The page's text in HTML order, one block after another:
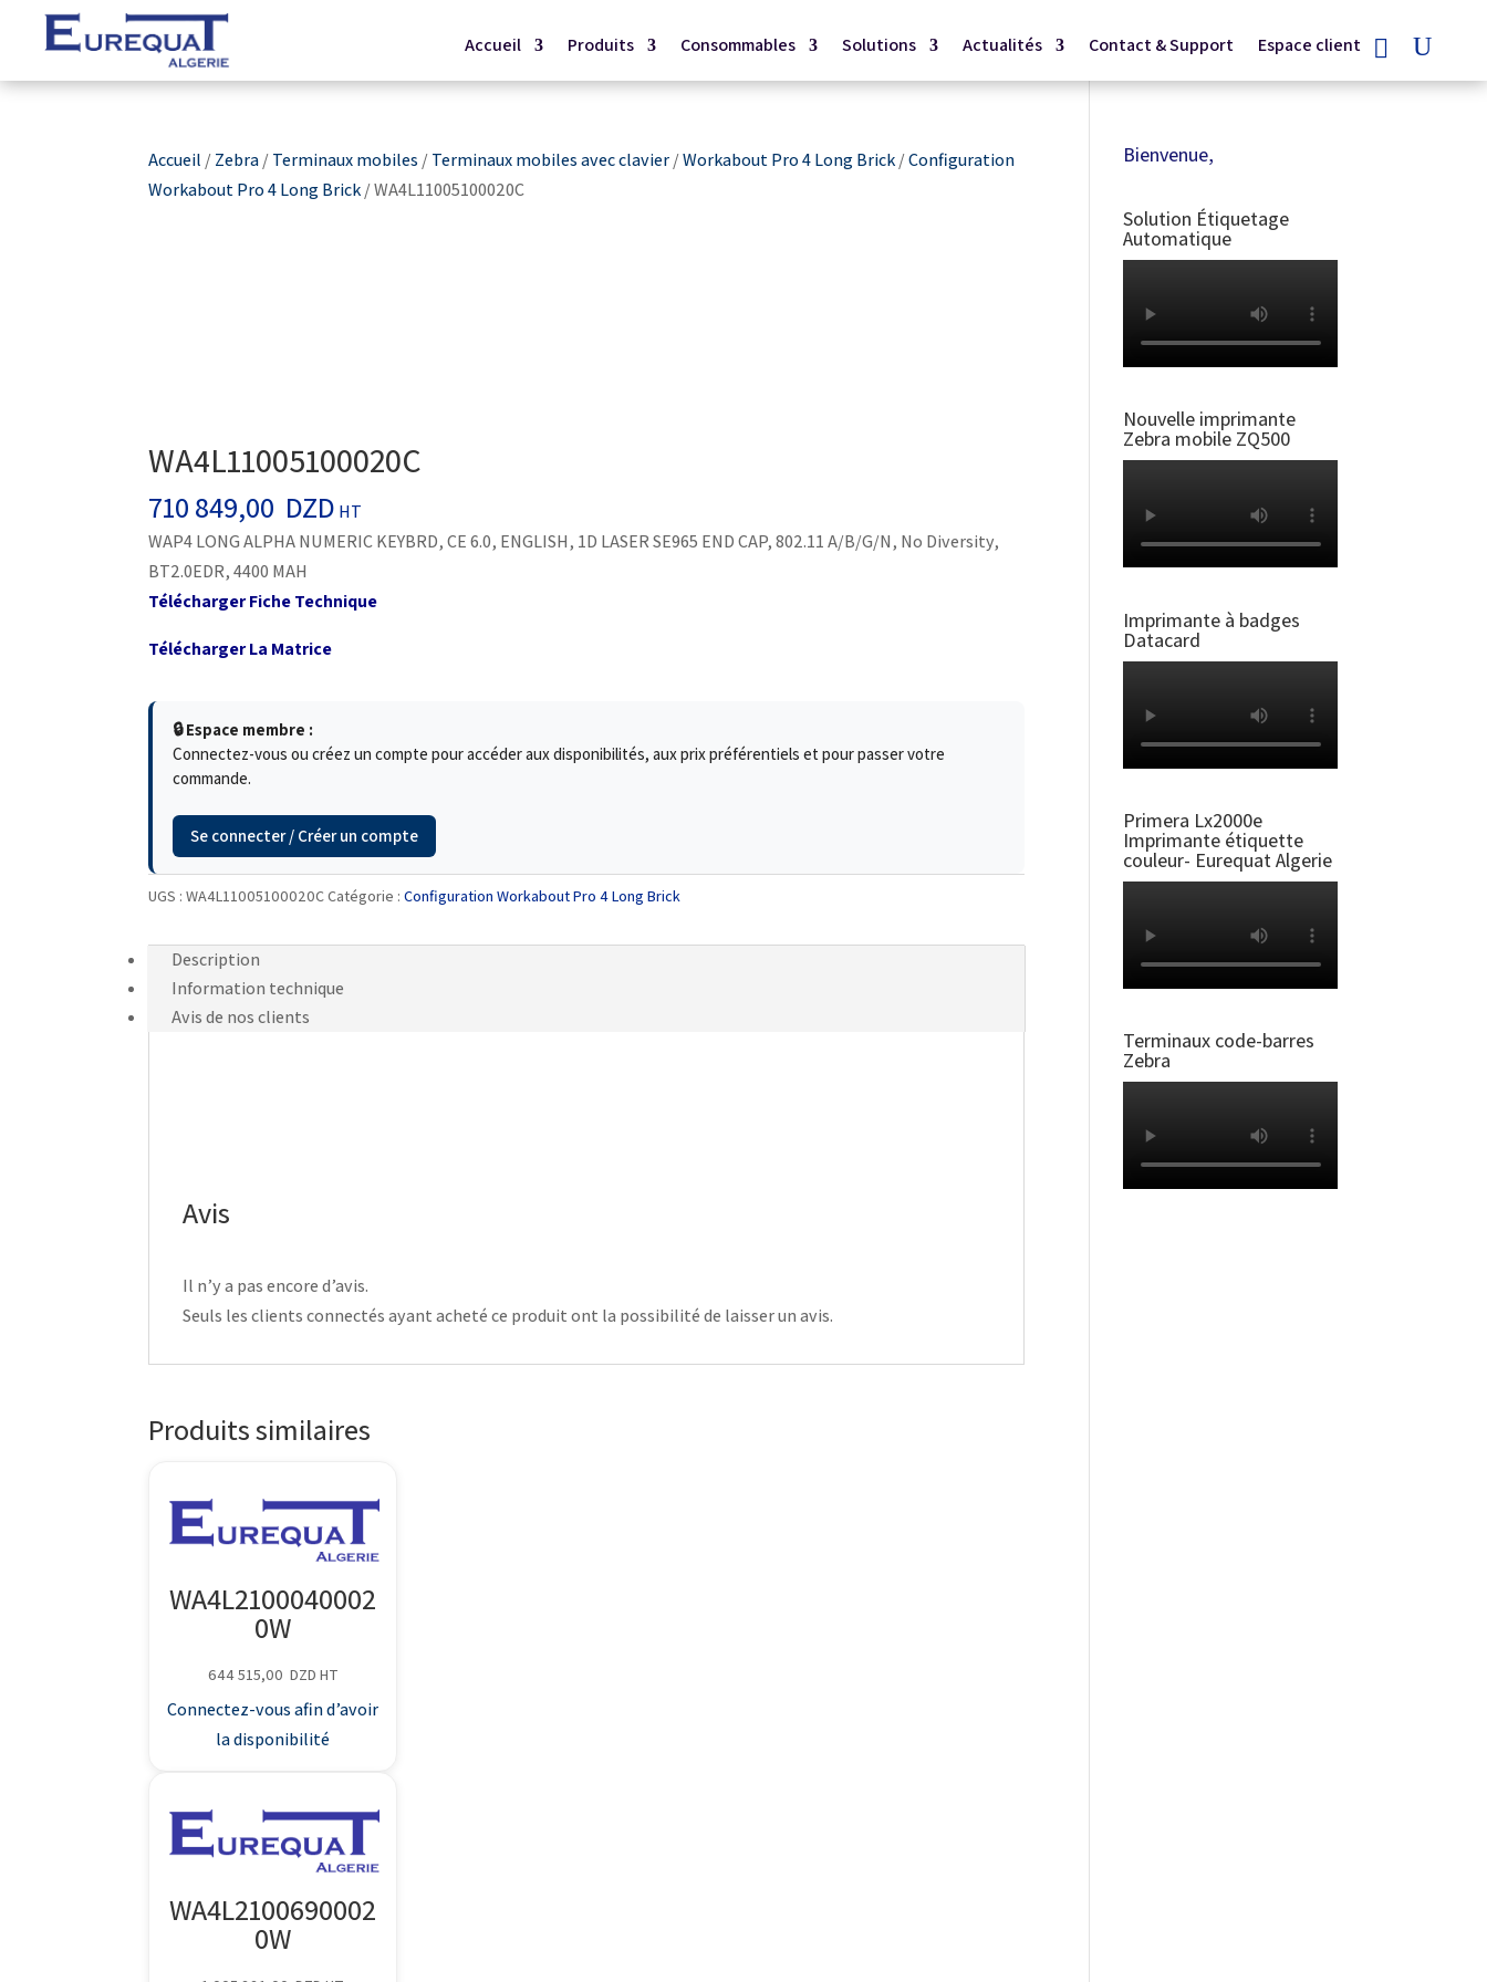
Accueil Produits Consommables Solutions Actualités Contact & Support Espace client
Accueil /Zebra/Terminaux mobiles /Terminaux mobiles avec clavier/Workabout Pro 4 Long Brick/Configuration
Workabout Pro 4 Long Brick/ WA4L11005100020C
WA4L11005100020C
710 849,00 DZD HT
WAP4 LONG ALPHA NUMERIC KEYBRD, CE 6.0, ENGLISH, 1D LASER SE965 END CAP, 802.11 A/B/G/N, No Diversity,
BT2.0EDR, 4400 MAH
Télécharger Fiche Technique
Télécharger La Matrice
🔒 Espace membre :
Connectez-vous ou créez un compte pour accéder aux disponibilités, aux prix préférentiels et pour passer votre
commande.
Se connecter / Créer un compte
UGS :WA4L11005100020CCatégorie :Configuration Workabout Pro 4 Long Brick
Description
Information technique
Avis de nos clients
Avis
Il n’y a pas encore d’avis.
Seuls les clients connectés ayant acheté ce produit ont la possibilité de laisser un avis.
Produits similaires
WA4L2100040002
0W
644 515,00 DZD HT
Connectez-vous afin d’avoir
la disponibilité
WA4L2100690002
0W
Bienvenue,
Solution Étiquetage
Automatique
Nouvelle imprimante
Zebra mobile ZQ500
Imprimante à badges
Datacard
Primera Lx2000e
Imprimante étiquette
couleur- Eurequat Algerie
Terminaux code-barres
Zebra